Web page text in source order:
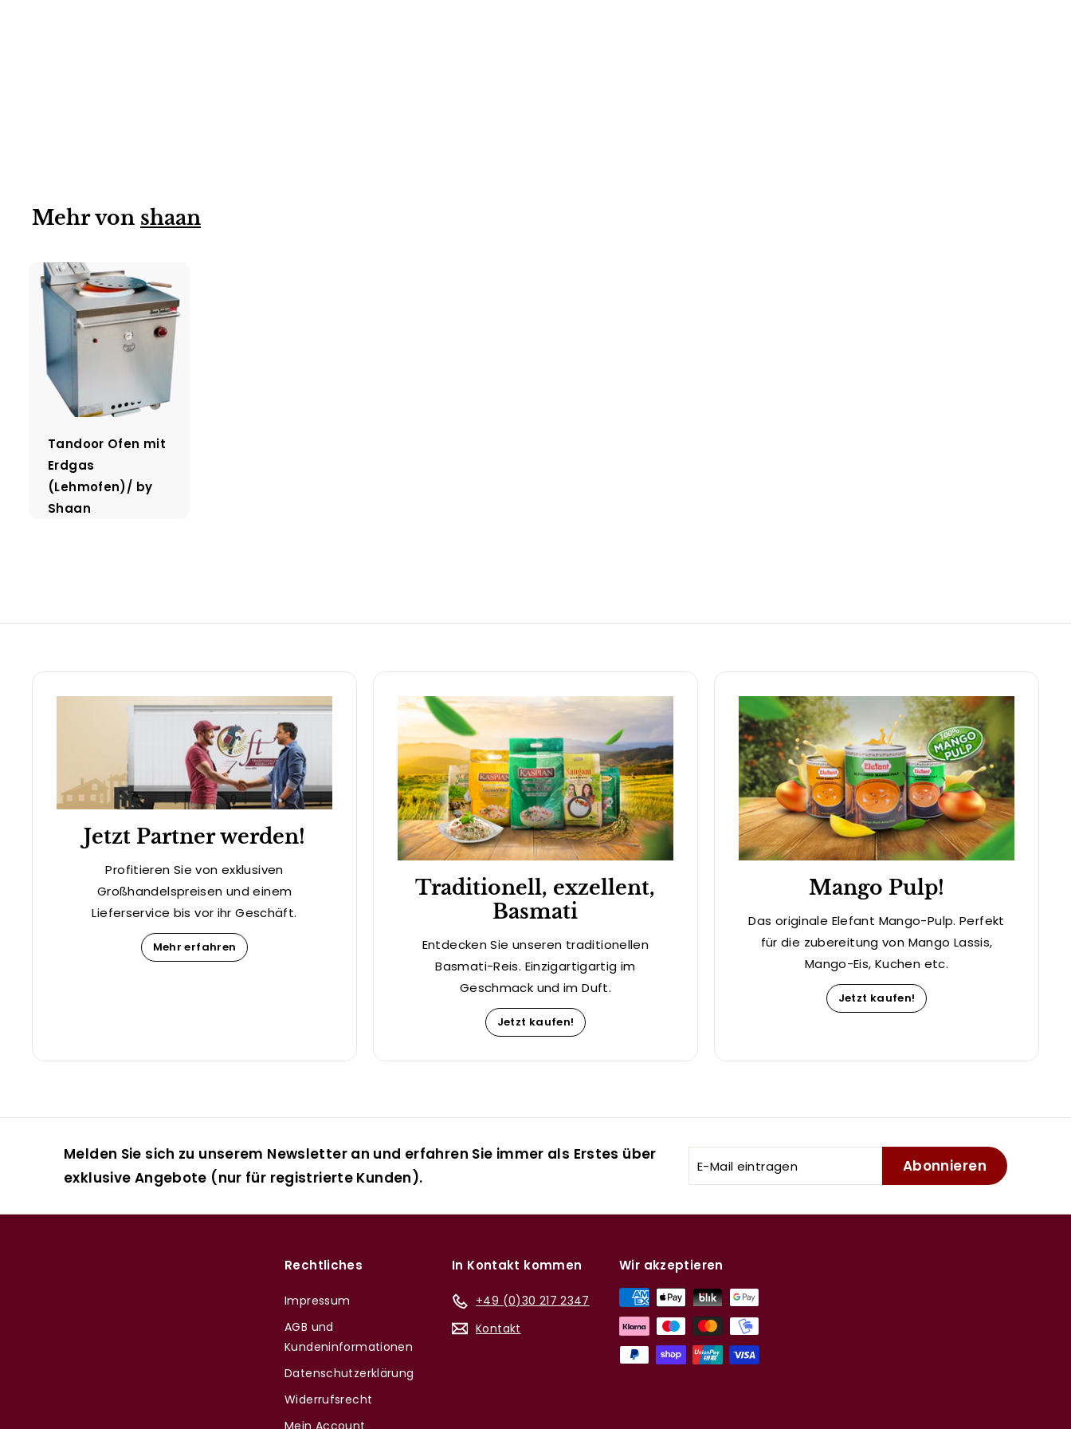
Mehr von shaan
Tandoor Ofen mit
Erdgas
(Lehmofen)/ by
Shaan
Jetzt Partner werden!
Profitieren Sie von exklusiven
Großhandelspreisen und einem
Lieferservice bis vor ihr Geschäft.
Mehr erfahren
Traditionell, exzellent,
Basmati
Entdecken Sie unseren traditionellen
Basmati-Reis. Einzigartigartig im
Geschmack und im Duft.
Jetzt kaufen!
Mango Pulp!
Das originale Elefant Mango-Pulp. Perfekt
für die zubereitung von Mango Lassis,
Mango-Eis, Kuchen etc.
Jetzt kaufen!
Melden Sie sich zu unserem Newsletter an und erfahren Sie immer als Erstes über
exklusive Angebote (nur für registrierte Kunden).
Mail
Abonnieren
Rechtliches
Impressum
AGB und
Kundeninformationen
Datenschutzerklärung
Widerrufsrecht
In Kontakt kommen
+49 (0)30 217 2347
Kontakt
Wir akzeptieren